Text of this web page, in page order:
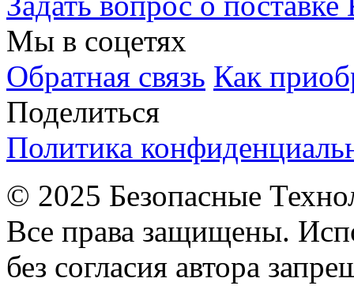
Мы в соцетях
Обратная связь Как
Поделиться
Политика
© 2025 Безопасные
Все права защищены.
без согласия автора